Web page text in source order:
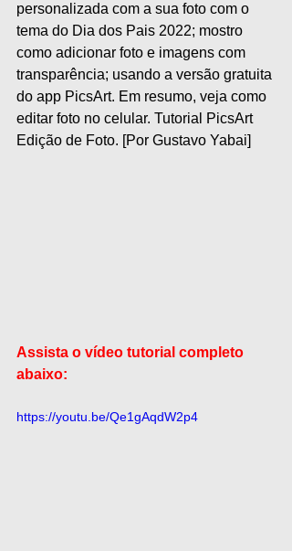
personalizada com a sua foto com o
tema do Dia dos Pais 2022; mostro
como adicionar foto e imagens com
transparência; usando a versão gratuita
do app PicsArt. Em resumo, veja como
editar foto no celular. Tutorial PicsArt
Edição de Foto. [Por Gustavo Yabai]
Assista o vídeo tutorial completo
abaixo:
https://youtu.be/Qe1gAqdW2p4